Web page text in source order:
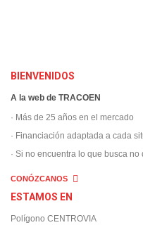
BIENVENIDOS
A la web de TRACOEN
· Más de 25 años en el mercado
· Financiación adaptada a cada
· Si no encuentra lo que busca
CONÓZCANOS
ESTAMOS EN
Polígono CENTROVIA